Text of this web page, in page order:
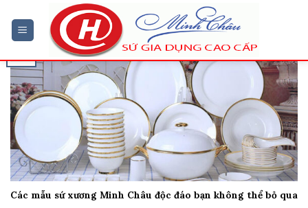
đến
nội
dung
Các mẫu sứ xương Minh Châu độc đáo bạn không thể bỏ qua